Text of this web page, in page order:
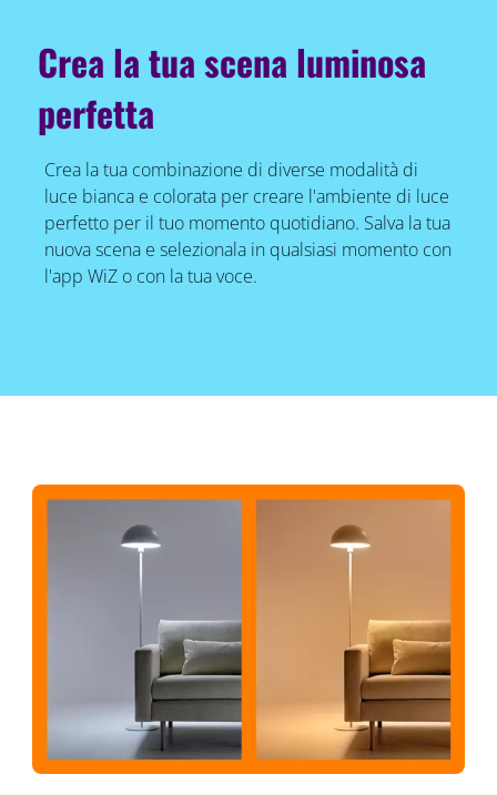
Crea la tua scena luminosa
perfetta
Crea la tua combinazione di diverse modalità di
luce bianca e colorata per creare l'ambiente di luce
perfetto per il tuo momento quotidiano. Salva la tua
nuova scena e selezionala in qualsiasi momento con
l'app WiZ o con la tua voce.